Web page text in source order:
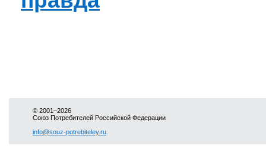
© 2001–2026
Союз Потребителей Российской Федерации
info@souz-potrebiteley.ru